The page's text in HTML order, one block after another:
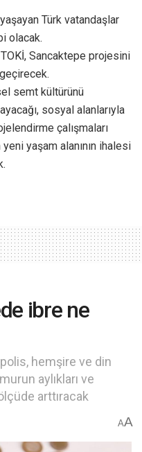
Türk vatandaşlar
olacak.
Sancaktepe projesini
semt kültürünü
sosyal alanlarıyla
çalışmaları
yaşam alanının ihalesi
ibre ne
hemşire ve din
aylıkları ve
arttıracak
AA